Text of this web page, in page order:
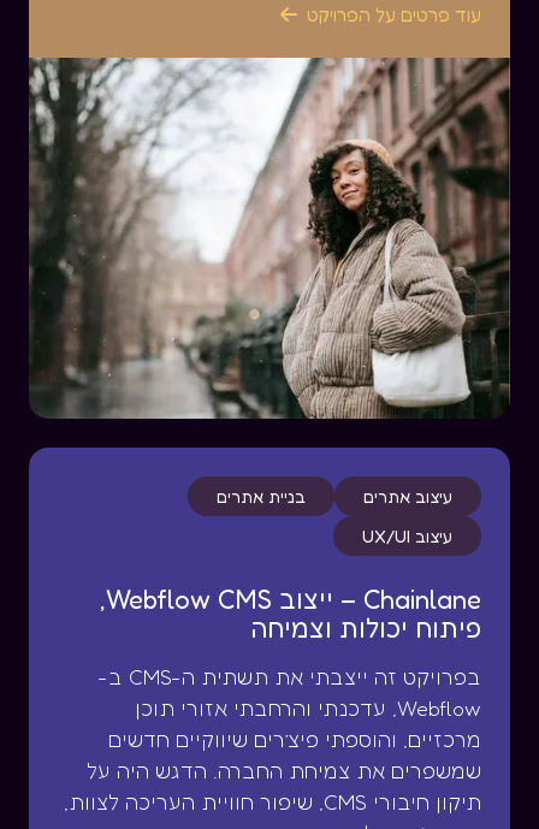
עוד פרטים על הפרויקט 
עיצוב אתרים
בניית אתרים
עיצוב UX/UI
Chainlane – ייצוב Webflow CMS,
פיתוח יכולות וצמיחה
בפרויקט זה ייצבתי את תשתית ה-CMS ב-
Webflow, עדכנתי והרחבתי אזורי תוכן
מרכזיים, והוספתי פיצ’רים שיווקיים חדשים
שמשפרים את צמיחת החברה. הדגש היה על
תיקון חיבורי CMS, שיפור חוויית העריכה לצוות,